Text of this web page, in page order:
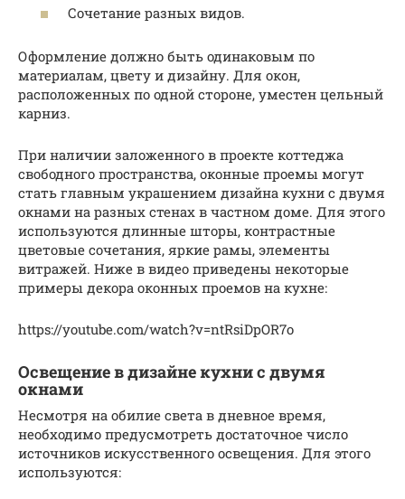
Сочетание разных видов.
Оформление должно быть одинаковым по
материалам, цвету и дизайну. Для окон,
расположенных по одной стороне, уместен цельный
карниз.
При наличии заложенного в проекте коттеджа
свободного пространства, оконные проемы могут
стать главным украшением дизайна кухни с двумя
окнами на разных стенах в частном доме. Для этого
используются длинные шторы, контрастные
цветовые сочетания, яркие рамы, элементы
витражей. Ниже в видео приведены некоторые
примеры декора оконных проемов на кухне:
https://youtube.com/watch?v=ntRsiDpOR7o
Освещение в дизайне кухни с двумя
окнами
Несмотря на обилие света в дневное время,
необходимо предусмотреть достаточное число
источников искусственного освещения. Для этого
используются: